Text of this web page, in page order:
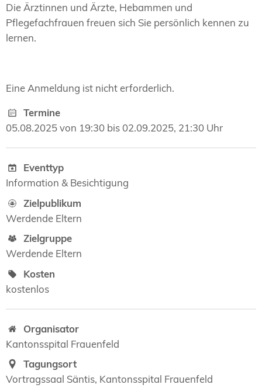
Die Ärztinnen und Ärzte, Hebammen und
Pflegefachfrauen freuen sich Sie persönlich kennen zu
lernen.
Eine Anmeldung ist nicht erforderlich.
Termine
05.08.2025 von 19:30 bis 02.09.2025, 21:30 Uhr
Eventtyp
Information & Besichtigung
Zielpublikum
Werdende Eltern
Zielgruppe
Werdende Eltern
Kosten
kostenlos
Organisator
Kantonsspital Frauenfeld
Tagungsort
Vortragssaal Säntis, Kantonsspital Frauenfeld